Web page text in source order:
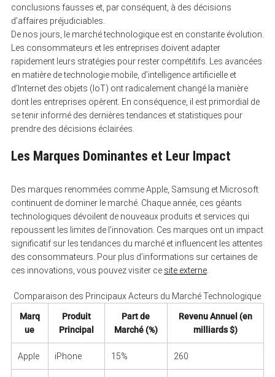
conclusions fausses et, par conséquent, à des décisions
d’affaires préjudiciables.
De nos jours, le marché technologique est en constante évolution.
Les consommateurs et les entreprises doivent adapter
rapidement leurs stratégies pour rester compétitifs. Les avancées
en matière de technologie mobile, d’intelligence artificielle et
d’Internet des objets (IoT) ont radicalement changé la manière
dont les entreprises opèrent. En conséquence, il est primordial de
se tenir informé des dernières tendances et statistiques pour
prendre des décisions éclairées.
Les Marques Dominantes et Leur Impact
Des marques renommées comme Apple, Samsung et Microsoft
continuent de dominer le marché. Chaque année, ces géants
technologiques dévoilent de nouveaux produits et services qui
repoussent les limites de l’innovation. Ces marques ont un impact
significatif sur les tendances du marché et influencent les attentes
des consommateurs. Pour plus d’informations sur certaines de
ces innovations, vous pouvez visiter ce site externe.
Comparaison des Principaux Acteurs du Marché Technologique
Marq
ue
Produit
Principal
Part de
Marché (%)
Revenu Annuel (en
milliards $)
Apple iPhone 15% 260